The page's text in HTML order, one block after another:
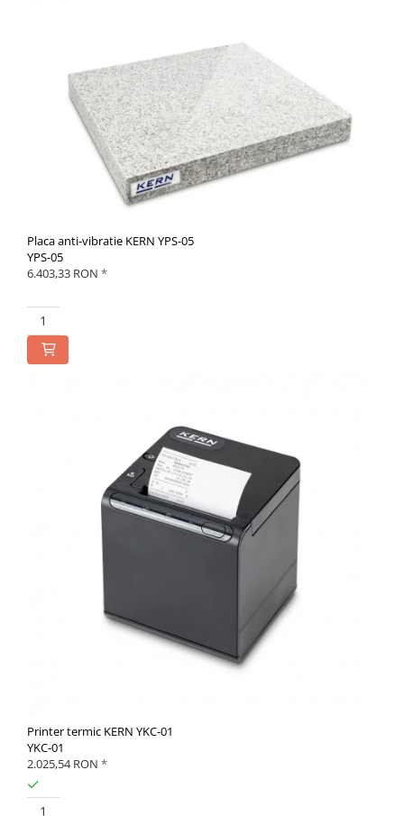
Placa anti-vibratie KERN YPS-05
YPS-05
6.403,33 RON *
Printer termic KERN YKC-01
YKC-01
2.025,54 RON *